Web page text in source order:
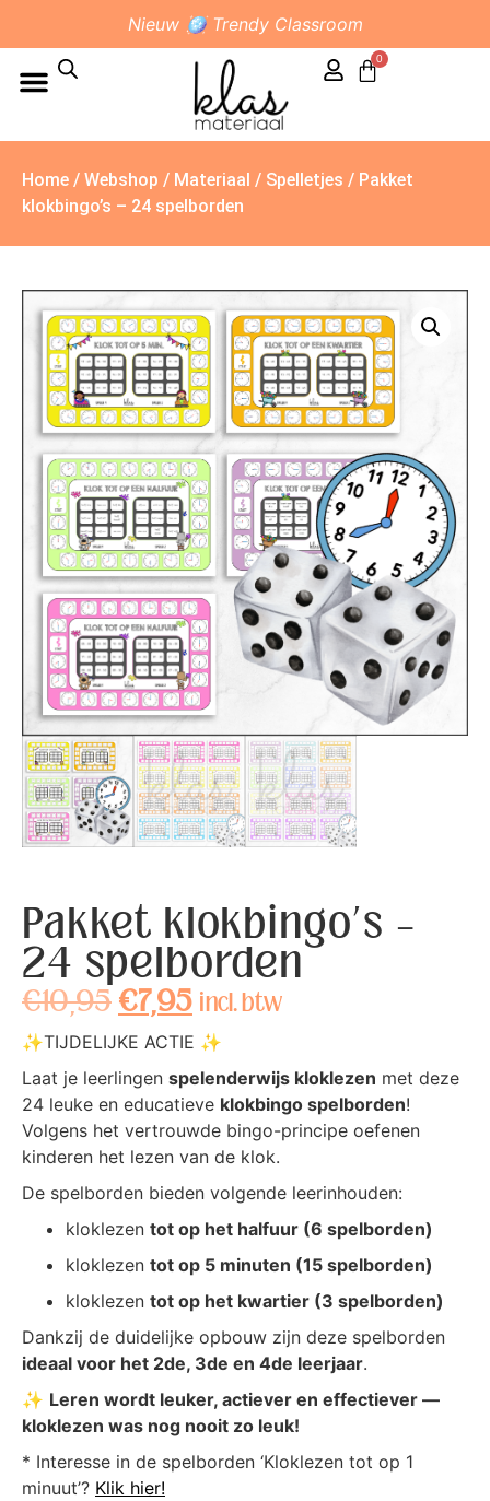
Nieuw 🪩 Trendy Classroom
0
Home / Webshop / Materiaal / Spelletjes / Pakket
klokbingo’s – 24 spelborden
Pakket klokbingo’s –
24 spelborden
€10,95€7,95 incl. btw
✨TIJDELIJKE ACTIE ✨
Laat je leerlingen spelenderwijs kloklezen met deze
24 leuke en educatieve klokbingo spelborden!
Volgens het vertrouwde bingo-principe oefenen
kinderen het lezen van de klok.
De spelborden bieden volgende leerinhouden:
kloklezen tot op het halfuur (6 spelborden)
kloklezen tot op 5 minuten (15 spelborden)
kloklezen tot op het kwartier (3 spelborden)
Dankzij de duidelijke opbouw zijn deze spelborden
ideaal voor het 2de, 3de en 4de leerjaar.
✨ Leren wordt leuker, actiever en effectiever —
kloklezen was nog nooit zo leuk!
* Interesse in de spelborden ‘Kloklezen tot op 1
minuut’? Klik hier!